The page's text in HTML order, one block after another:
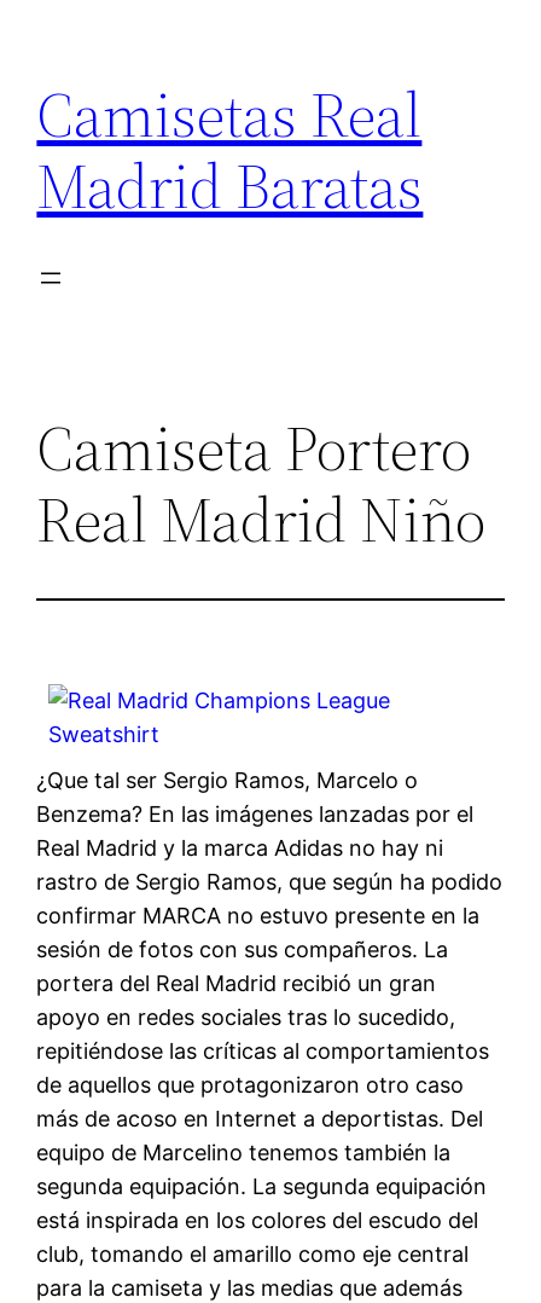
contenido
Camisetas Real
Madrid Baratas
Camiseta Portero
Real Madrid Niño
¿Que tal ser Sergio Ramos, Marcelo o
Benzema? En las imágenes lanzadas por el
Real Madrid y la marca Adidas no hay ni
rastro de Sergio Ramos, que según ha podido
confirmar MARCA no estuvo presente en la
sesión de fotos con sus compañeros. La
portera del Real Madrid recibió un gran
apoyo en redes sociales tras lo sucedido,
repitiéndose las críticas al comportamientos
de aquellos que protagonizaron otro caso
más de acoso en Internet a deportistas. Del
equipo de Marcelino tenemos también la
segunda equipación. La segunda equipación
está inspirada en los colores del escudo del
club, tomando el amarillo como eje central
para la camiseta y las medias que además